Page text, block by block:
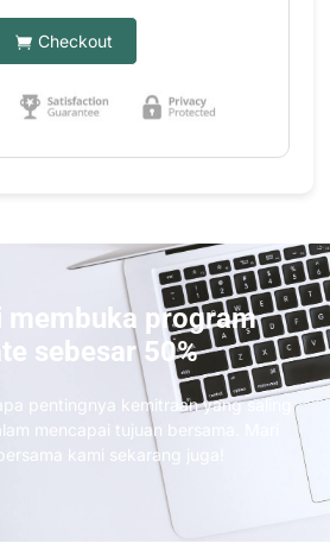
Checkout
membuka program
sebesar 50%
pentingnya kemitraan yang saling
mencapai tujuan bersama. Mari
kami sekarang juga!